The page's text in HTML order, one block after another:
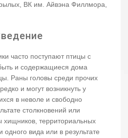
ВК им. Айвэна Филлмора,
часто поступают птицы с
и содержащиеся дома
Раны головы среди прочих
и могут возникнуть у
в неволе и свободно
столкновений или
хищников, территориальных
вида или в результате